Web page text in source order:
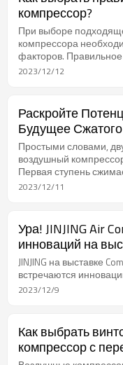
соответствующий
компрессор?
При выборе
компрессора
факторов.
имеет решающее
компрессора также
соответствия вашим
2023/12/12
Раскройте
Будущее
Простыми словами,
воздушный
Первая ступень
его в промежуточный
эффективность,
компрессор готов к
2023/12/11
Ура! JINJING Air
инноваций на
2023!
JINJING на выставке
встречаются
2023/12/9
Как выбрать
компрессор с